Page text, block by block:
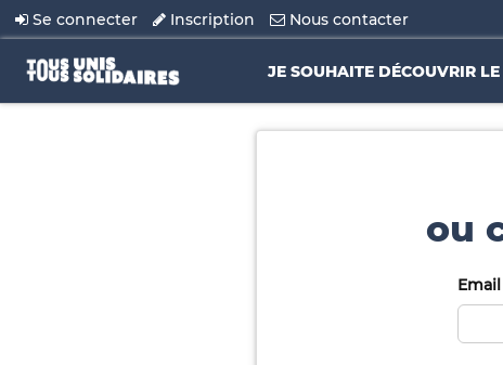
Se connecter Inscription Nous contacter
JE SOUHAITE DÉCOUVRIR
ou
Email